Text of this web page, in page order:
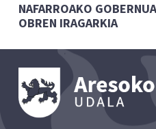
NAFARROAKO
OBREN IRAGARKIA